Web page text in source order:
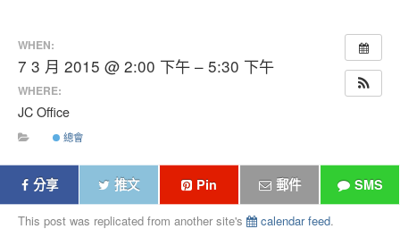
WHEN:
7 3 月 2015 @ 2:00 下午 – 5:30 下午
WHERE:
JC Office
總會
分享 推文 Pin 郵件 SMS
This post was replicated from another site's calendar feed.